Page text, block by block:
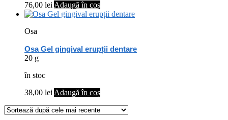
76,00 lei Adaugă în coș
Osa
Osa Gel gingival erupții dentare
20 g
în stoc
38,00 lei Adaugă în coș